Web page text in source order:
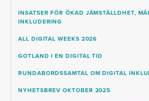
INSATSER FÖR ÖKAD JÄMSTÄLLDHET,
INKLUDERING
ALL DIGITAL WEEKS 2026
GOTLAND I EN DIGITAL TID
RUNDABORDSSAMTAL OM DIGITAL
NYHETSBREV OKTOBER 2025